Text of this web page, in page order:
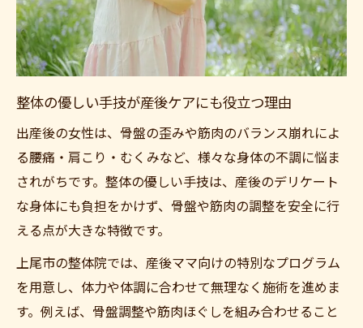
整体の優しい手技が産後ケアにも役立つ理由
出産後の女性は、骨盤の歪みや筋肉のバランス崩れによ
る腰痛・肩こり・むくみなど、様々な身体の不調に悩ま
されがちです。整体の優しい手技は、産後のデリケート
な身体にも負担をかけず、骨盤や筋肉の調整を安全に行
える点が大きな特徴です。
上尾市の整体院では、産後ママ向けの特別なプログラム
を用意し、体力や体調に合わせて無理なく施術を進めま
す。例えば、骨盤調整や筋肉ほぐしを組み合わせること